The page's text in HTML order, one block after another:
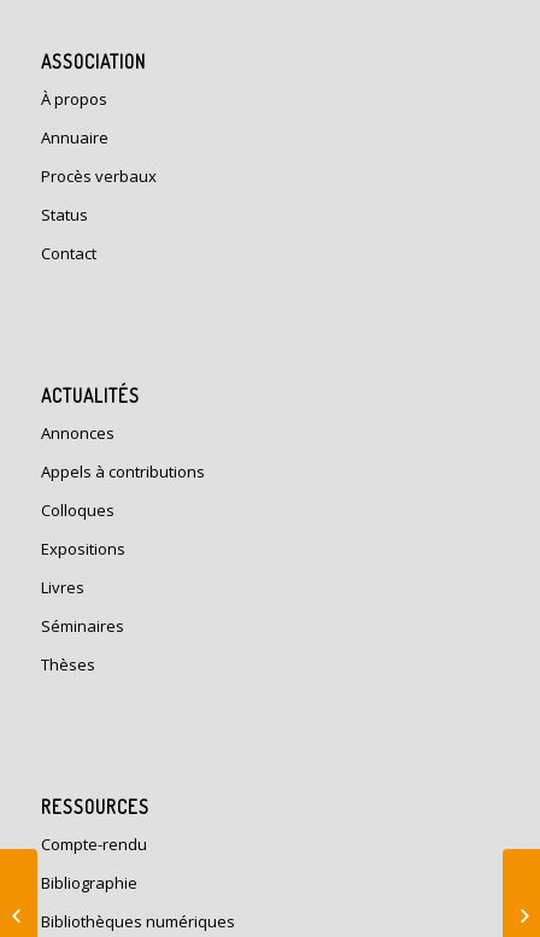
ASSOCIATION
À propos
Annuaire
Procès verbaux
Status
Contact
ACTUALITÉS
Annonces
Appels à contributions
Colloques
Expositions
Livres
Séminaires
Thèses
RESSOURCES
Compte-rendu
Bibliographie
Bibliothèques numériques
Les dispositifs du
l’architecture du XXe